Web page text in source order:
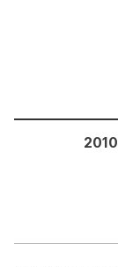
학
2010